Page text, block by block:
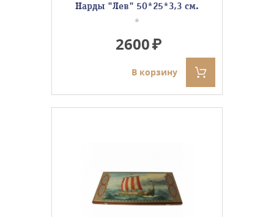
Нарды "Лев" 50*25*3,3 см.
*
2600
В корзину